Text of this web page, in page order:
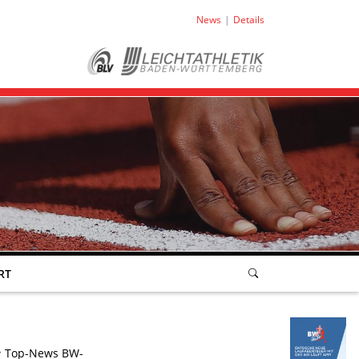
News Details
Top-News BW-